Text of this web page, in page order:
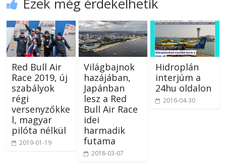
Red Bull Air
Race 2019, új
szabályok
régi
versenyzőkke
l, magyar
pilóta nélkül
2019-01-19
Világbajnok
hazájában,
Japánban
lesz a Red
Bull Air Race
idei
harmadik
futama
2018-03-07
Hidroplán
interjúm a
24hu oldalon
2016-04-30